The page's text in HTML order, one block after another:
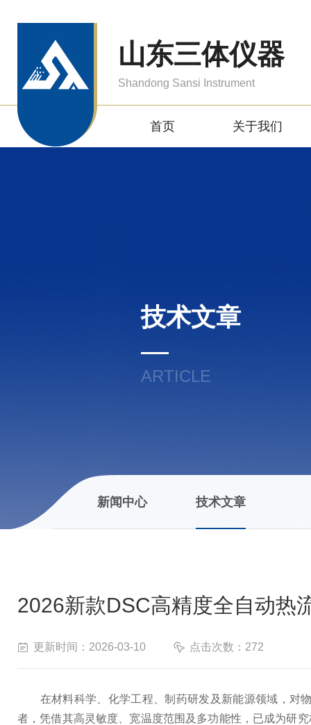
山东三体仪器
Shandong Sansi Instrument
首页 关于我们
技术文章
ARTICLE
新闻中心 技术文章
2026新款DSC高精度全自动热
更新时间：2026-03-10 点击次数：272
在材料科学、化学工程、制药研发及新能源领域，对物
者，凭借其高灵敏度、宽温度范围及多功能性，已成为研